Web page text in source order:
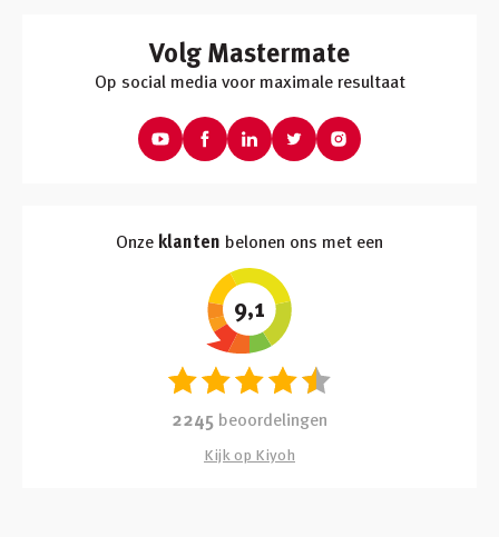
Volg Mastermate
Op social media voor maximale resultaat
Onze klanten belonen ons met een
9,1
2245 beoordelingen
Kijk op Kiyoh